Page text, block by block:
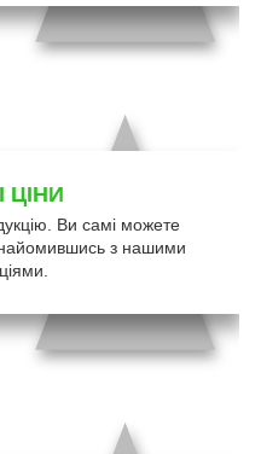
ЦІНИ
Ви самі можете
з нашими